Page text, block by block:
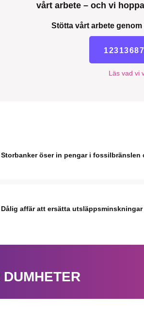
vårt arbete – och vi
Stötta vårt arbete genom
Läs vad vi
Storbanker öser in pengar i fossilbränslen
Dålig affär att ersätta
DUMHETER